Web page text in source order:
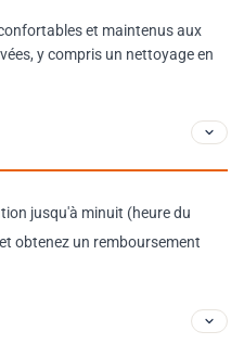
et maintenus aux
y compris un nettoyage en
jusqu'à minuit (heure du
obtenez un remboursement